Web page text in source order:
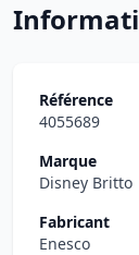
Référence
4055689
Marque
Disney Britto
Fabricant
Enesco